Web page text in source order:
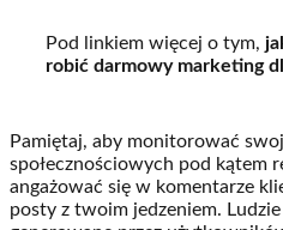
Pod linkiem więcej o tym,
robić darmowy marketing
Pamiętaj, aby monitorować
społecznościowych pod kątem
angażować się w komentarze
posty z twoim jedzeniem.